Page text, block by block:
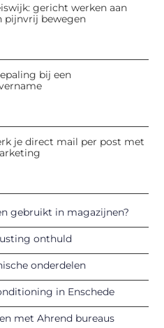
gericht werken aan
pijnvrij bewegen
bij een
je direct mail per post met
gebruikt in magazijnen?
onthuld
onderdelen
in Enschede
met Ahrend bureaus